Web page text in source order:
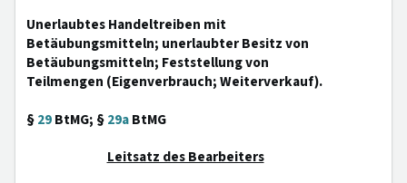
Unerlaubtes Handeltreiben mit
Betäubungsmitteln; unerlaubter Besitz von
Betäubungsmitteln; Feststellung von
Teilmengen (Eigenverbrauch; Weiterverkauf).
§29BtMG; §29aBtMG
Leitsatz des Bearbeiters